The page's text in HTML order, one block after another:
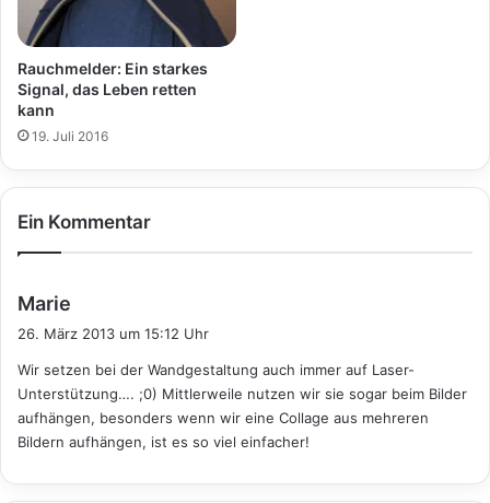
Rauchmelder: Ein starkes
Signal, das Leben retten
kann
19. Juli 2016
Ein Kommentar
Marie
t
:
26. März 2013 um 15:12 Uhr
Wir setzen bei der Wandgestaltung auch immer auf Laser-
Unterstützung…. ;0) Mittlerweile nutzen wir sie sogar beim Bilder
aufhängen, besonders wenn wir eine Collage aus mehreren
Bildern aufhängen, ist es so viel einfacher!